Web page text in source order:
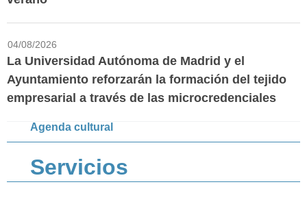
04/08/2026
La Universidad Autónoma de Madrid y el
Ayuntamiento reforzarán la formación del tejido
empresarial a través de las microcredenciales
Agenda cultural
Servicios